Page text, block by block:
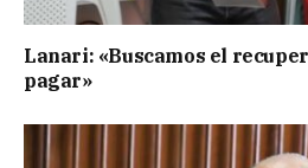
Lanari: «Buscamos el
pagar»